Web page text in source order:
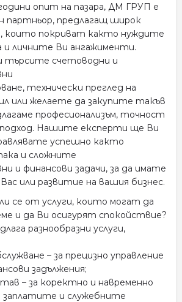
опит на пазара, ДМ ГРУП е
партньор, предлагащ широк
които покриват както нуждите
и личните Ви ангажименти.
търсите счетоводни и
технически преглед на
или желаете да закупите такъв
професионализъм, точност
подход. Нашите експерти ще Ви
успешно както
и сложните
и финансови задачи, за да имате
или развитие на вашия бизнес.
се от услуги, които могат да
и да Ви осигурят спокойствие?
разнообразни услуги,
– за прецизно управление
задължения;
– за коректно и навременно
заплатите и служебните